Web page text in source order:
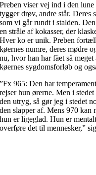
Preben viser vej ind i den
tygger drøv, andre står. Deres
som vi går rundt i stalden.
en stråle af kokasser, der
Hver ko er unik. Preben
køernes numre, deres mødre
nu, hvor han har fået så
køernes sygdomsforløb og
”Fx 965: Den har
rejser hun ørerne. Men i
den utryg, så gør jeg i stedet
den slapper af. Mens 970 kan
hun er ligeglad. Hun er
overføre det til mennesker,”